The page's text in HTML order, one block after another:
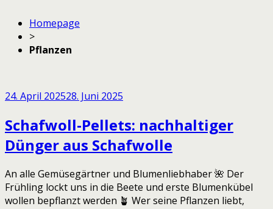
Homepage
>
Pflanzen
24. April 202528. Juni 2025
Schafwoll-Pellets: nachhaltiger
Dünger aus Schafwolle
An alle Gemüsegärtner und Blumenliebhaber 🌺 Der
Frühling lockt uns in die Beete und erste Blumenkübel
wollen bepflanzt werden 🪴 Wer seine Pflanzen liebt,